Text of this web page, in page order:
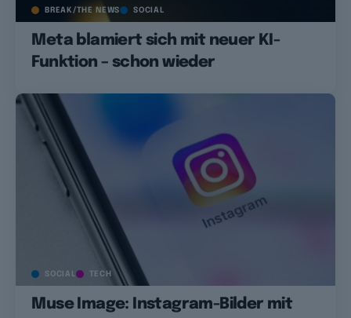
BREAK/THE NEWS SOCIAL
Meta blamiert sich mit neuer KI-
Funktion – schon wieder
SOCIAL TECH
Muse Image: Instagram-Bilder mit